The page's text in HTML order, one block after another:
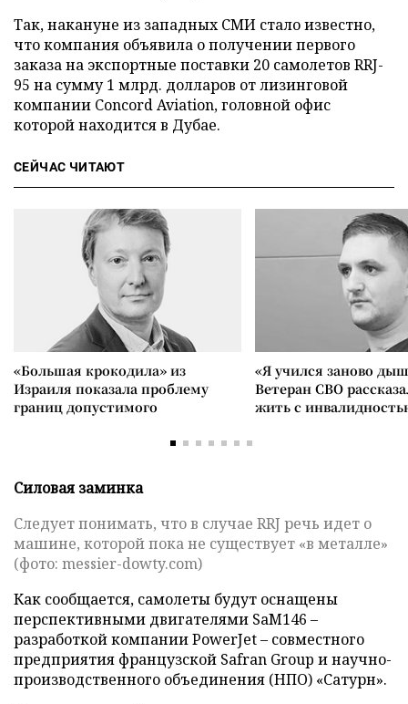
Так, накануне из западных СМИ стало известно,
что компания объявила о получении первого
заказа на экспортные поставки 20 самолетов RRJ-
95 на сумму 1 млрд. долларов от лизинговой
компании Concord Aviation, головной офис
которой находится в Дубае.
СЕЙЧАС ЧИТАЮТ
«Большая крокодила» из
Израиля показала проблему
границ допустимого
«Я учился заново
Ветеран СВО
жить с
Силовая заминка
Следует понимать, что в случае RRJ речь идет о
машине, которой пока не существует «в металле»
(фото: messier-dowty.com)
Как сообщается, самолеты будут оснащены
перспективными двигателями SaM146 –
разработкой компании PowerJet – совместного
предприятия французской Safran Group и научно-
производственного объединения (НПО) «Сатурн».